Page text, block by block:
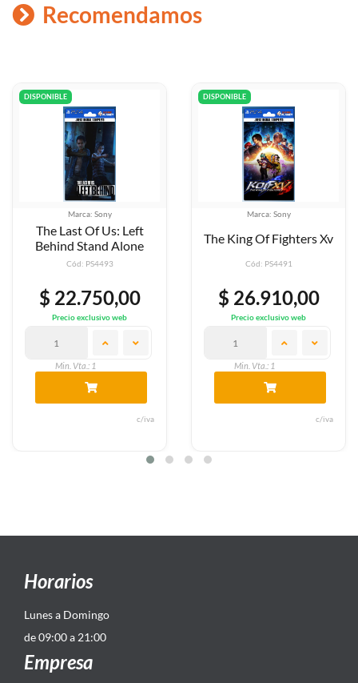
Recomendamos
DISPONIBLE
Marca: Sony
The King Of Fighters Xv
Cód: PS4491
$ 26.910,00
Precio exclusivo web
Min. Vta.: 1
DISPONIBLE
Marca: Sony
The Forest
Cód: PS4494
$ 42.590,00
Precio exclusivo web
Min. Vta.: 1
Horarios
Lunes a Domingo
de 09:00 a 21:00
Empresa